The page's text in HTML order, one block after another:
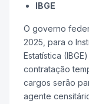
IBGE
O governo
2025, para o
Estatística
contratação
cargos serão
agente